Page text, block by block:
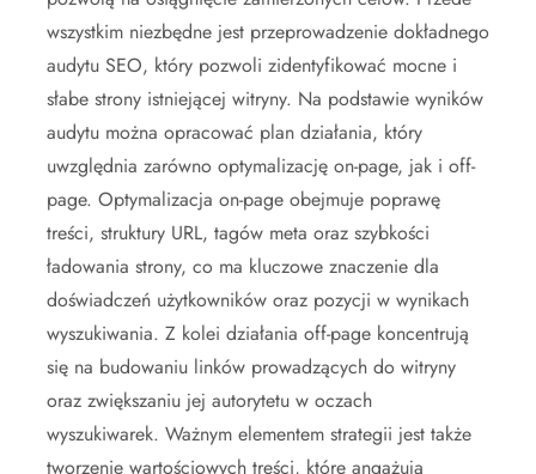
wszystkim niezbędne jest przeprowadzenie dokładnego
audytu SEO, który pozwoli zidentyfikować mocne i
słabe strony istniejącej witryny. Na podstawie wyników
audytu można opracować plan działania, który
uwzględnia zarówno optymalizację on-page, jak i off-
page. Optymalizacja on-page obejmuje poprawę
treści, struktury URL, tagów meta oraz szybkości
ładowania strony, co ma kluczowe znaczenie dla
doświadczeń użytkowników oraz pozycji w wynikach
wyszukiwania. Z kolei działania off-page koncentrują
się na budowaniu linków prowadzących do witryny
oraz zwiększaniu jej autorytetu w oczach
wyszukiwarek. Ważnym elementem strategii jest także
tworzenie wartościowych treści, które angażują